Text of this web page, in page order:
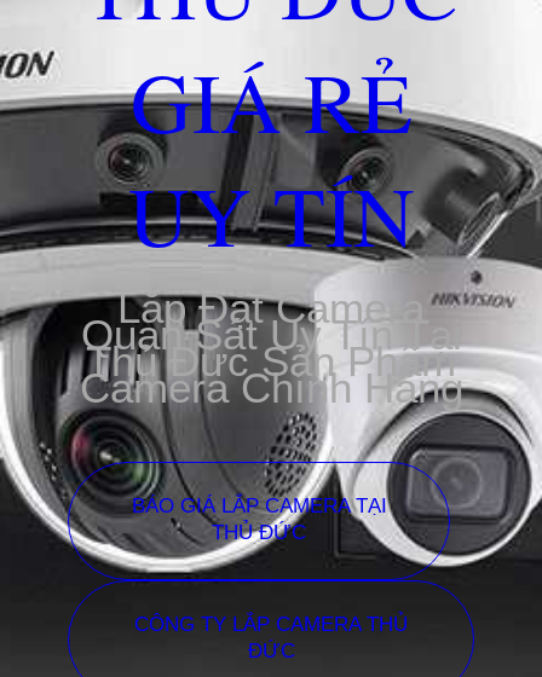
GIÁ RẺ
UY TÍN
Lắp Đặt Camera
Quan Sát Uy Tín Tại
Thủ Đức Sản Phẩm
Camera Chính Hãng
BÁO GIÁ LẮP CAMERA TẠI
THỦ ĐỨC
CÔNG TY LẮP CAMERA THỦ
ĐỨC